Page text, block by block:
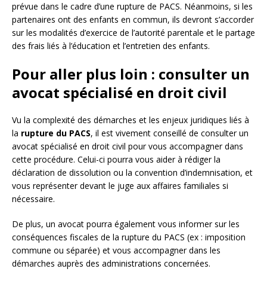
prévue dans le cadre d’une rupture de PACS. Néanmoins, si les
partenaires ont des enfants en commun, ils devront s’accorder
sur les modalités d’exercice de l’autorité parentale et le partage
des frais liés à l’éducation et l’entretien des enfants.
Pour aller plus loin : consulter un
avocat spécialisé en droit civil
Vu la complexité des démarches et les enjeux juridiques liés à
la rupture du PACS, il est vivement conseillé de consulter un
avocat spécialisé en droit civil pour vous accompagner dans
cette procédure. Celui-ci pourra vous aider à rédiger la
déclaration de dissolution ou la convention d’indemnisation, et
vous représenter devant le juge aux affaires familiales si
nécessaire.
De plus, un avocat pourra également vous informer sur les
conséquences fiscales de la rupture du PACS (ex : imposition
commune ou séparée) et vous accompagner dans les
démarches auprès des administrations concernées.